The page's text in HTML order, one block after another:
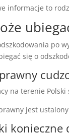
informacje to
po
się o
na terenie
jest
konieczne